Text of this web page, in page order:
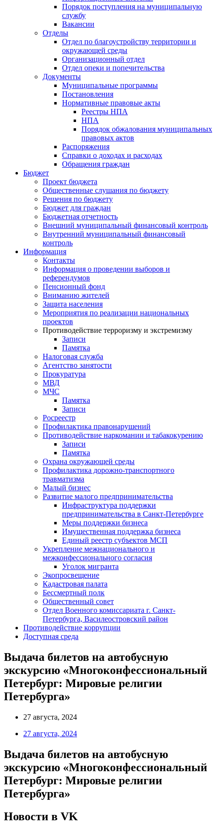
Порядок поступления на муниципальную
службу
Вакансии
Отделы
Отдел по благоустройству территории и
окружающей среды
Организационный отдел
Отдел опеки и попечительства
Документы
Муниципальные программы
Постановления
Нормативные правовые акты
Реестры НПА
НПА
Порядок обжалования муниципальных
правовых актов
Распоряжения
Справки о доходах и расходах
Обращения граждан
Бюджет
Проект бюджета
Общественные слушания по бюджету
Решения по бюджету
Бюджет для граждан
Бюджетная отчетность
Внешний муниципальный финансовый контроль
Внутренний муниципальный финансовый
контроль
Информация
Контакты
Информация о проведении выборов и
референдумов
Пенсионный фонд
Вниманию жителей
Защита населения
Мероприятия по реализации национальных
проектов
Противодействие терроризму и экстремизму
Записи
Памятка
Налоговая служба
Агентство занятости
Прокуратура
МВД
МЧС
Памятка
Записи
Росреестр
Профилактика правонарушений
Противодействие наркомании и табакокурению
Записи
Памятка
Охрана окружающей среды
Профилактика дорожно-транспортного
травматизма
Малый бизнес
Развитие малого предпринимательства
Инфраструктура поддержки
предпринимательства в Санкт-Петербурге
Меры поддержки бизнеса
Имущественная поддержка бизнеса
Единый реестр субъектов МСП
Укрепление межнационального и
межконфессионального согласия
Уголок мигранта
Экопросвещение
Кадастровая палата
Бессмертный полк
Общественный совет
Отдел Военного комиссариата г. Санкт-
Петербурга, Василеостровский район
Противодействие коррупции
Доступная среда
Выдача билетов на автобусную
экскурсию «Многоконфессиональный
Петербург: Мировые религии
Петербурга»
27 августа, 2024
27 августа, 2024
Выдача билетов на автобусную
экскурсию «Многоконфессиональный
Петербург: Мировые религии
Петербурга»
Новости в VK